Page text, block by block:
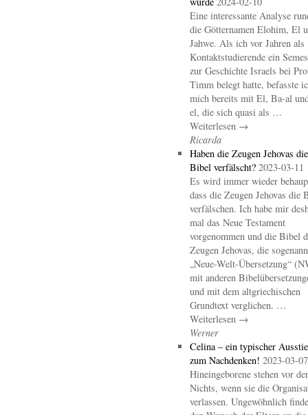
Eine interessante Analyse
die Götternamen Elohim, El
Jahwe. Als ich vor Jahren als
Kontaktstudierende ein
zur Geschichte Israels bei
Timm belegt hatte, befasste
mich bereits mit El, Ba-al
el, die sich quasi als …
Weiterlesen →
Ricarda
Haben die Zeugen Jehovas die
Bibel verfälscht? 2023-03-11
Es wird immer wieder
dass die Zeugen Jehovas die
verfälschen. Ich habe mir
mal das Neue Testament
vorgenommen und die Bibel
Zeugen Jehovas, die
„Neue-Welt-Übersetzung“
mit anderen
und mit dem altgriechischen
Grundtext verglichen. …
Weiterlesen →
Werner
Celina – ein typischer
zum Nachdenken! 2023-03-07
Hineingeborene stehen vor
Nichts, wenn sie die
verlassen. Ungewöhnlich